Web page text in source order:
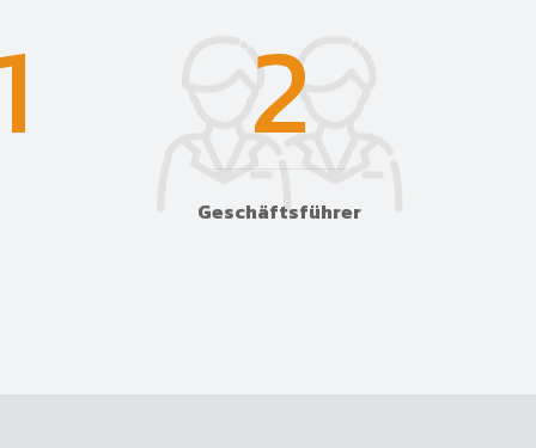
2
Geschäftsführer